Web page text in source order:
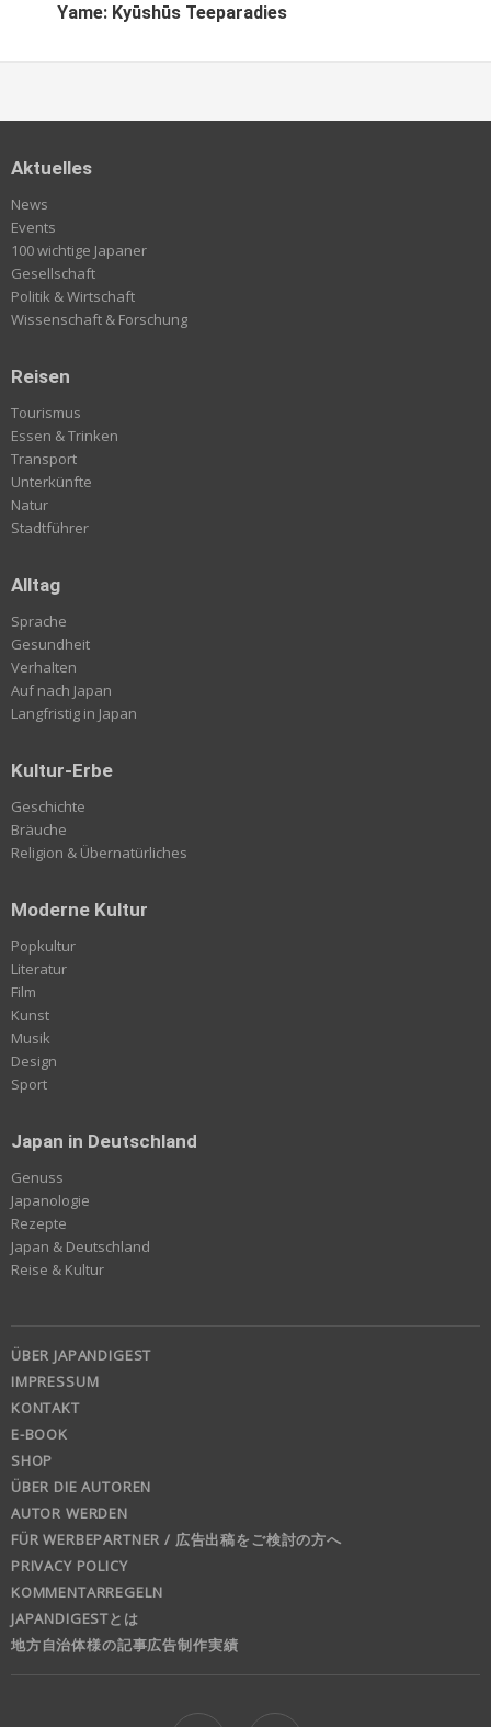
Yame: Kyūshūs Teeparadies
Aktuelles
News
Events
100 wichtige Japaner
Gesellschaft
Politik & Wirtschaft
Wissenschaft & Forschung
Reisen
Tourismus
Essen & Trinken
Transport
Unterkünfte
Natur
Stadtführer
Alltag
Sprache
Gesundheit
Verhalten
Auf nach Japan
Langfristig in Japan
Kultur-Erbe
Geschichte
Bräuche
Religion & Übernatürliches
Moderne Kultur
Popkultur
Literatur
Film
Kunst
Musik
Design
Sport
Japan in Deutschland
Genuss
Japanologie
Rezepte
Japan & Deutschland
Reise & Kultur
ÜBER JAPANDIGEST
IMPRESSUM
KONTAKT
E-BOOK
SHOP
ÜBER DIE AUTOREN
AUTOR WERDEN
FÜR WERBEPARTNER / 広告出稿をご検討の方へ
PRIVACY POLICY
KOMMENTARREGELN
JAPANDIGESTとは
地方自治体様の記事広告制作実績